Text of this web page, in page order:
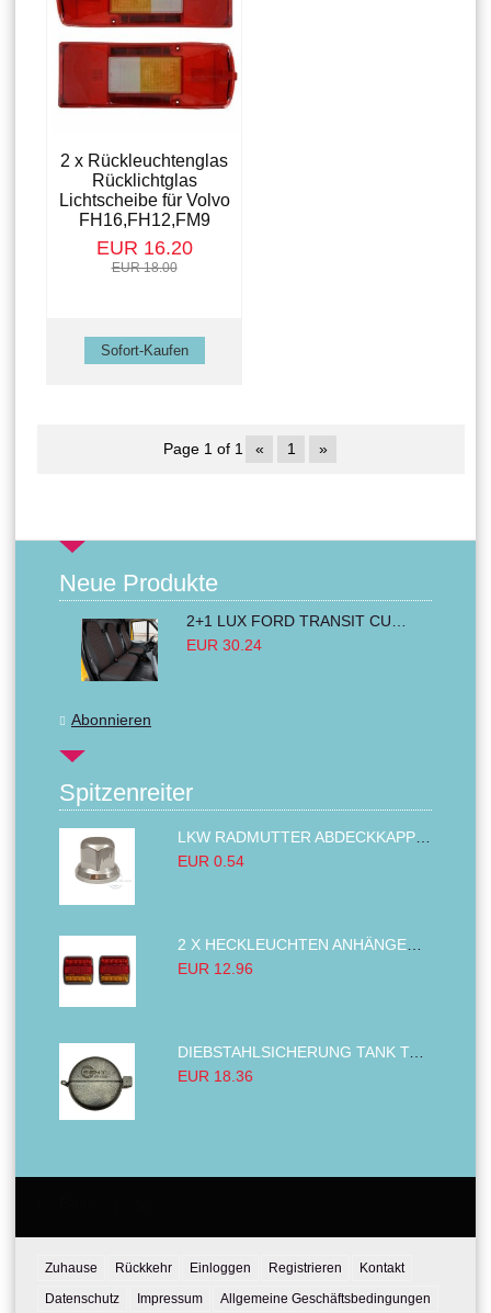
2 x Rückleuchtenglas
Rücklichtglas
Lichtscheibe für Volvo
FH16,FH12,FM9
EUR 16.20
EUR 18.00
Page 1 of 1 « 1 »
Neue Produkte
EUR 30.24
Abonnieren
Spitzenreiter
EUR 0.54
EUR 12.96
DIEBSTAHLSICHERUNG TANK TANKDECKEL DIESELTANK KRAFTSTOFFTANKDECKEL VERRIEGELUNG PASSEND FÜR LKW PKW TRAKTOREN BAGGER 80MM
EUR 18.36
Zuhause Rückkehr Einloggen Registrieren
Kontakt
Datenschutz
Impressum Allgemeine Geschäftsbedingungen